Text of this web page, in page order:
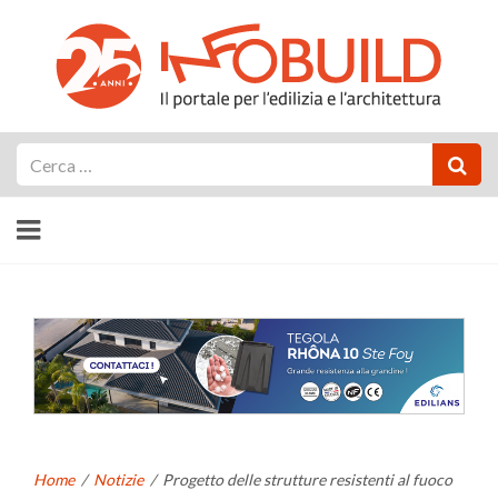
Home / Notizie / Progetto delle strutture resistenti al fuoco